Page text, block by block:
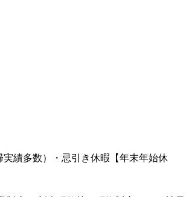
績多数）・忌引き休暇【年末年始休